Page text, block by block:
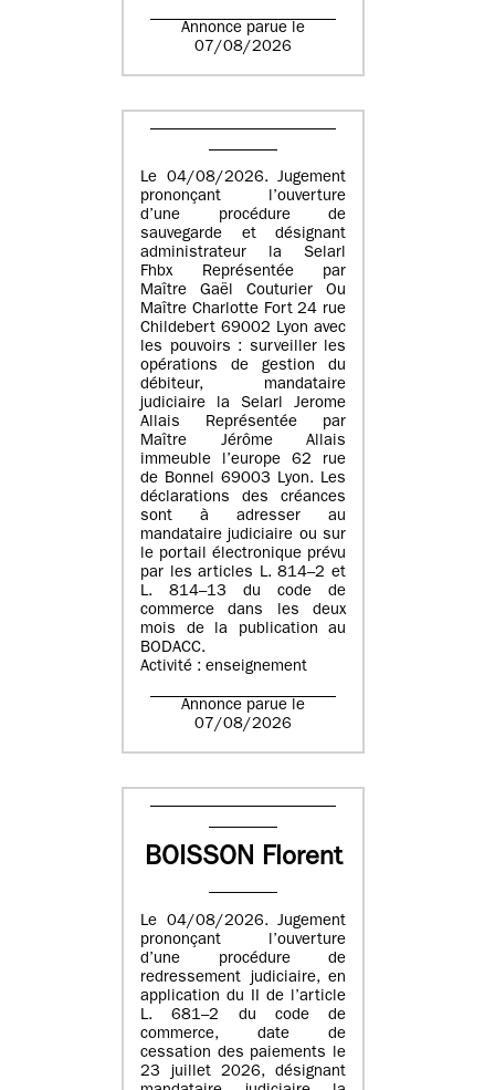
Annonce parue le
07/08/2026
Le 04/08/2026. Jugement
prononçant l’ouverture
d’une procédure de
sauvegarde et désignant
administrateur la Selarl
Fhbx Représentée par
Maître Gaël Couturier Ou
Maître Charlotte Fort 24 rue
Childebert 69002 Lyon avec
les pouvoirs : surveiller les
opérations de gestion du
débiteur, mandataire
judiciaire la Selarl Jerome
Allais Représentée par
Maître Jérôme Allais
immeuble l’europe 62 rue
de Bonnel 69003 Lyon. Les
déclarations des créances
sont à adresser au
mandataire judiciaire ou sur
le portail électronique prévu
par les articles L. 814–2 et
L. 814–13 du code de
commerce dans les deux
mois de la publication au
BODACC.
Activité : enseignement
Annonce parue le
07/08/2026
BOISSON Florent
Le 04/08/2026. Jugement
prononçant l’ouverture
d’une procédure de
redressement judiciaire, en
application du II de l’article
L. 681–2 du code de
commerce, date de
cessation des paiements le
23 juillet 2026, désignant